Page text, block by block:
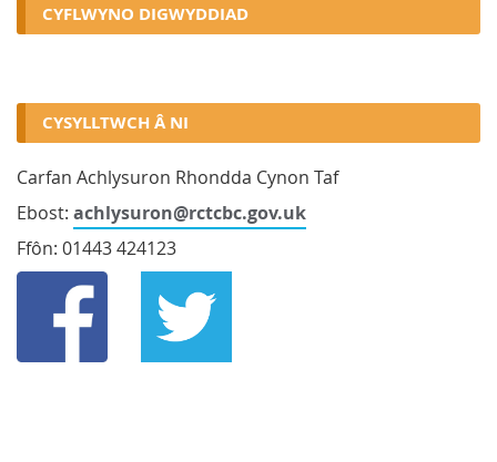
CYFLWYNO DIGWYDDIAD
CYSYLLTWCH Â NI
Carfan Achlysuron Rhondda Cynon Taf
Ebost: achlysuron@rctcbc.gov.uk
Ffôn: 01443 424123